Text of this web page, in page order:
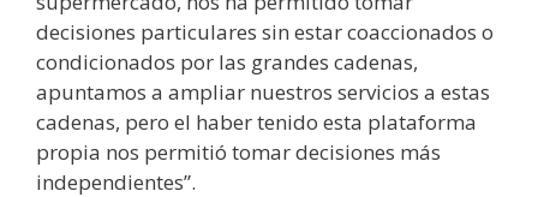
decisiones particulares sin estar coaccionados o
condicionados por las grandes cadenas,
apuntamos a ampliar nuestros servicios a estas
cadenas, pero el haber tenido esta plataforma
propia nos permitió tomar decisiones más
independientes”.